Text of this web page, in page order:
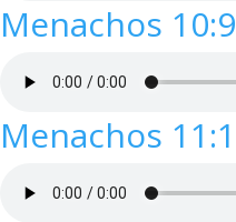
Menachos 10:9
Menachos 11:1